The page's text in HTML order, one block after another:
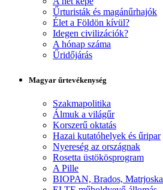
Űrturisták és magánűrhajók
Élet a Földön kívül?
Idegen civilizációk?
A hónap száma
Űridőjárás
Magyar űrtevékenység
Szakmapolitika
Álmuk a világűr
Korszerű oktatás
Hazai kutatóhelyek és űripar
Nyereség az országnak
Rosetta üstökösprogram
A Pille
BIOPAN, Brados, Matrjoska